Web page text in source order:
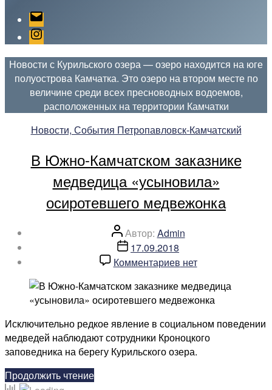
Email
Instagram
Новости с Курильского озера — озеро находится на юге
полуострова Камчатка. Это озеро на втором месте по
величине среди всех пресноводных водоемов,
расположенных на территории Камчатки
Рубрики
Новости, События Петропавловск-Камчатский
В Южно-Камчатском заказнике
медведица «усыновила»
осиротевшего медвежонка
Автор
записи
Автор: Admin
Дата
записи
17.09.2018
Комментариевк
В
Южно-
заказнике
медведица
«усыновила»
нет
Исключительно редкое явление в социальном поведении
медведей наблюдают сотрудники Кроноцкого
заповедника на берегу Курильского озера.
Продолжить чтение«В